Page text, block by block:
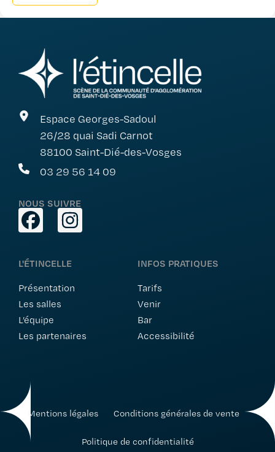
Espace Georges-Sadoul
26/28 quai Sadi Carnot
88100 Saint-Dié-des-Vosges
03 29 56 14 09
NOUS SUIVRE
L'ÉTINCELLE
Présentation
Les salles
L’équipe
Les partenaires
INFOS PRATIQUES
Tarifs
Venir
Bar
Accessibilité
Mentions légales Conditions générales de vente
Politique de confidentialité